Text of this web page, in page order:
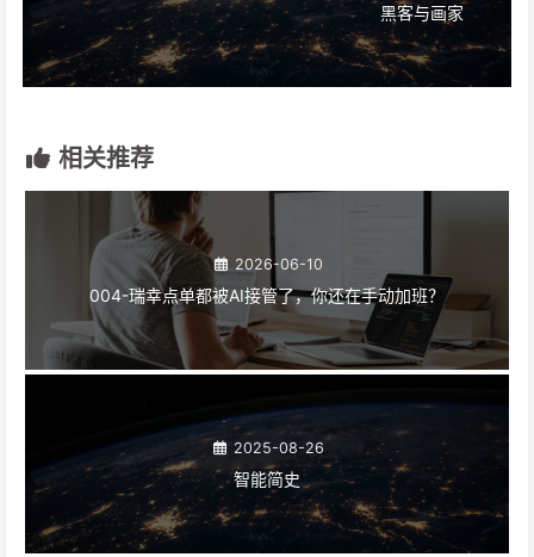
黑客与画家
相关推荐
2026-06-10
004-瑞幸点单都被AI接管了，你还在手动加班？
2025-08-26
智能简史